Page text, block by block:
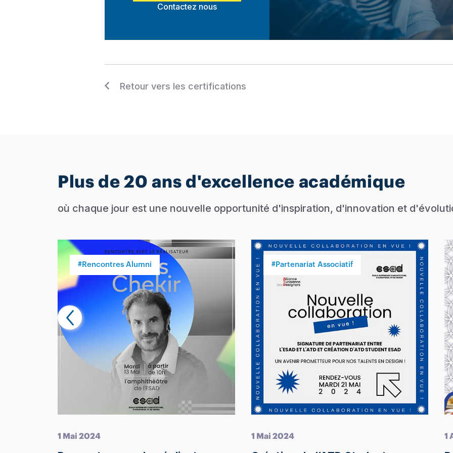
Contactez nous
Retour vers les certifications
Plus de 20 ans d'excellence académique
où chaque jour est une nouvelle opportunité d'inspiration, d'innovation et
#Rencontres Alumni
1 Mai 2024
#Partenariat Associatif
1 Mai 2024 1